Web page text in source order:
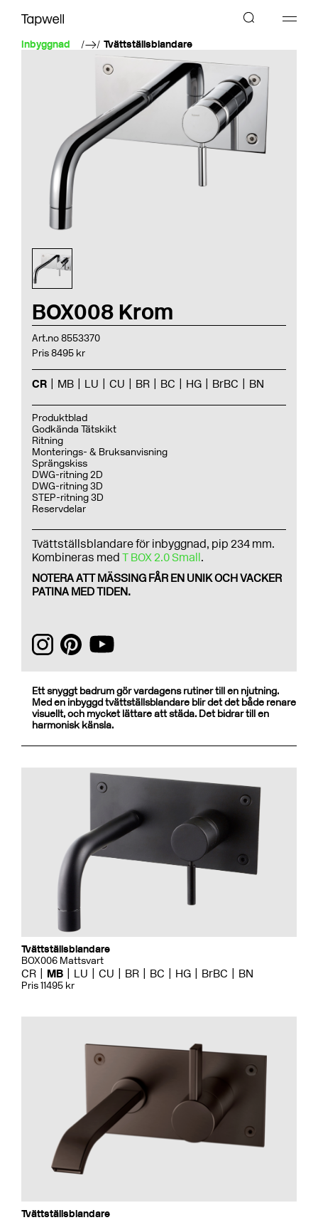
Inbyggnad Tvättställsblandare
BOX008 Krom
Art.no 8553370
Pris 8495 kr
CR MB LU CU BR BC HG BrBC BN
Produktblad
Godkända Tätskikt
Ritning
Monterings- & Bruksanvisning
Sprängskiss
DWG-ritning 2D
DWG-ritning 3D
STEP-ritning 3D
Reservdelar
Tvättställsblandare för inbyggnad, pip 234 mm.
Kombineras med T BOX 2.0 Small.
NOTERA ATT MÄSSING FÅR EN UNIK OCH VACKER
PATINA MED TIDEN.
Ett snyggt badrum gör vardagens rutiner till en njutning.
Med en inbyggd tvättställsblandare blir det det både renare
visuellt, och mycket lättare att städa. Det bidrar till en
harmonisk känsla.
Tvättställsblandare
BOX006 Mattsvart
CR MB LU CU BR BC HG BrBC BN
Pris 11495 kr
Tvättställsblandare